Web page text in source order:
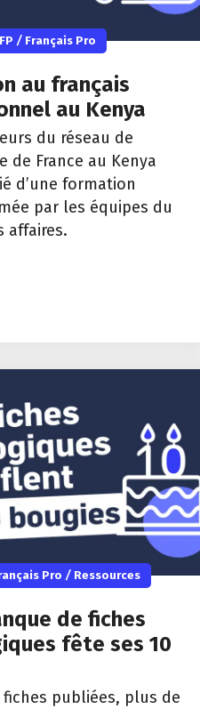
/ Français Pro
au français
au Kenya
du réseau de
de France au Kenya
d’une formation
par les équipes du
affaires.
Pro / Ressources
de fiches
fête ses 10
fiches publiées, plus de